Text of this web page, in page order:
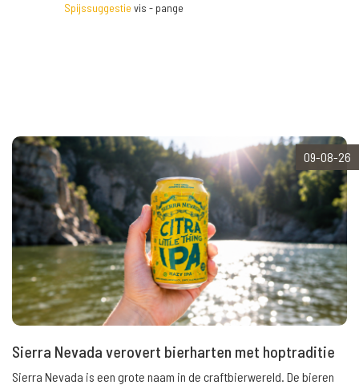
Spijssuggestie vis - pange
09-08-26
Sierra Nevada verovert bierharten met hoptraditie
Sierra Nevada is een grote naam in de craftbierwereld. De bieren